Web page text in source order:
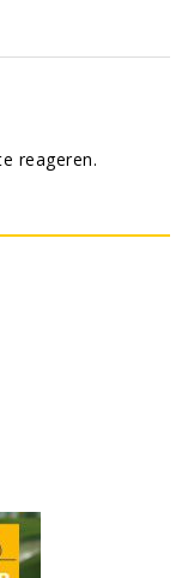
reageren.